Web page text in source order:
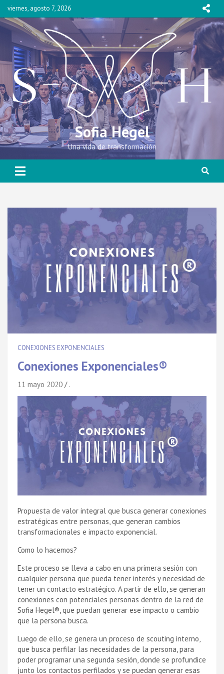
Skip
to
content
viernes, agosto 7, 2026
Sofia Hegel
Una vida de transformación
CONEXIONES EXPONENCIALES
Conexiones Exponenciales®
11 mayo 2020 .
Propuesta de valor integral que busca generar conexiones
estratégicas entre personas, que generan cambios
transformacionales e impacto exponencial.
Como lo hacemos?
Este proceso se lleva a cabo en una primera sesión con
cualquier persona que pueda tener interés y necesidad de
tener un contacto estratégico. A partir de ello, se generan
conexiones con potenciales personas dentro de la red de
Sofia Hegel®, que puedan generar ese impacto o cambio
que la persona busca.
Luego de ello, se genera un proceso de scouting interno,
que busca perfilar las necesidades de la persona, para
poder programar una segunda sesión, donde se profundice
junto los contactos perfilados y se puedan generar esas